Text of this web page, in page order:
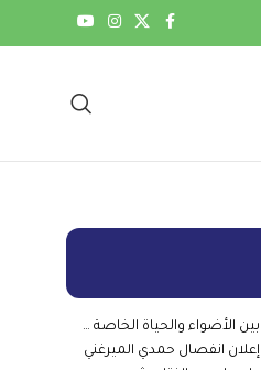
بين الأضواء والحياة الخاصة …
إعلان انفصال حمدي الميرغني